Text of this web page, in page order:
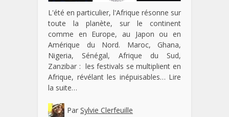
L'été en particulier, l'Afrique résonne sur
toute la planète, sur le continent
comme en Europe, au Japon ou en
Amérique du Nord. Maroc, Ghana,
Nigeria, Sénégal, Afrique du Sud,
Zanzibar : les festivals se multiplient en
Afrique, révélant les inépuisables… Lire
la suite…
Par Sylvie Clerfeuille